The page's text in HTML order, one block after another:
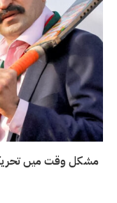
مشکل وقت میں تحریک